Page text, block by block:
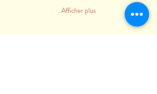
Afficher plus